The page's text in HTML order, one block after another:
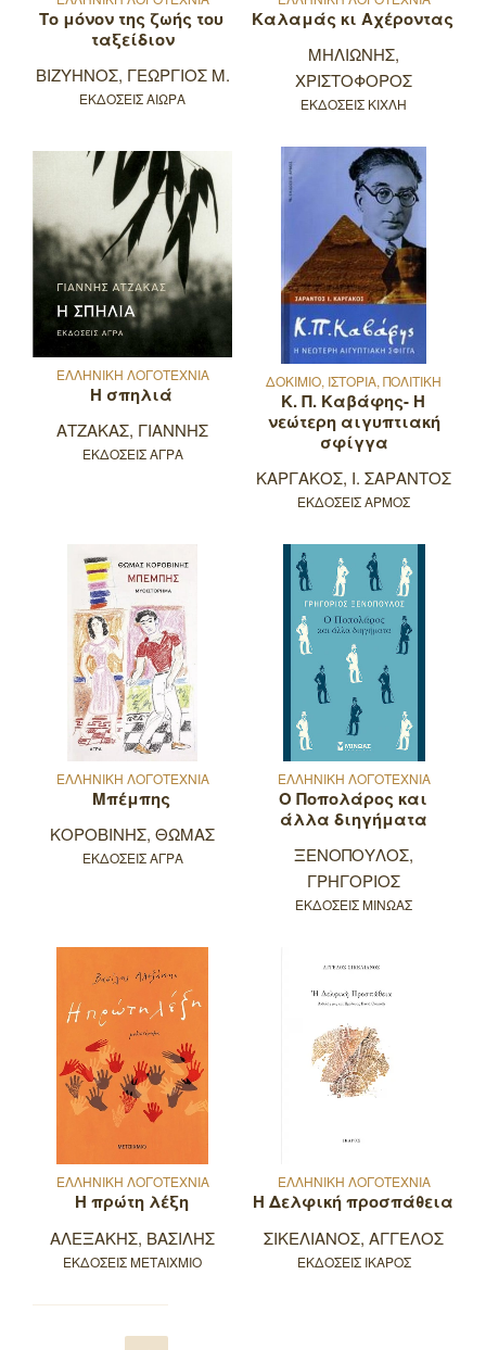
Το μόνον της ζωής του
ταξείδιον
ΒΙΖΥΗΝΟΣ, ΓΕΩΡΓΙΟΣ Μ.
ΕΚΔΟΣΕΙΣ ΑΙΩΡΑ
Καλαμάς κι Αχέροντας
ΜΗΛΙΩΝΗΣ,
ΧΡΙΣΤΟΦΟΡΟΣ
ΕΚΔΟΣΕΙΣ ΚΙΧΛΗ
ΕΛΛΗΝΙΚΗ ΛΟΓΟΤΕΧΝΙΑ
Η σπηλιά
ΑΤΖΑΚΑΣ, ΓΙΑΝΝΗΣ
ΕΚΔΟΣΕΙΣ ΑΓΡΑ
ΔΟΚΙΜΙΟ, ΙΣΤΟΡΙΑ, ΠΟΛΙΤΙΚΗ
Κ. Π. Καβάφης- Η
νεώτερη αιγυπτιακή
σφίγγα
ΚΑΡΓΑΚΟΣ, Ι. ΣΑΡΑΝΤΟΣ
ΕΚΔΟΣΕΙΣ ΑΡΜΟΣ
ΕΛΛΗΝΙΚΗ ΛΟΓΟΤΕΧΝΙΑ
Μπέμπης
ΚΟΡΟΒΙΝΗΣ, ΘΩΜΑΣ
ΕΚΔΟΣΕΙΣ ΑΓΡΑ
ΕΛΛΗΝΙΚΗ ΛΟΓΟΤΕΧΝΙΑ
Ο Ποπολάρος και
άλλα διηγήματα
ΞΕΝΟΠΟΥΛΟΣ,
ΓΡΗΓΟΡΙΟΣ
ΕΚΔΟΣΕΙΣ ΜΙΝΩΑΣ
ΕΛΛΗΝΙΚΗ ΛΟΓΟΤΕΧΝΙΑ
Η πρώτη λέξη
ΑΛΕΞΑΚΗΣ, ΒΑΣΙΛΗΣ
ΕΚΔΟΣΕΙΣ ΜΕΤΑΙΧΜΙΟ
ΕΛΛΗΝΙΚΗ ΛΟΓΟΤΕΧΝΙΑ
Η Δελφική προσπάθεια
ΣΙΚΕΛΙΑΝΟΣ, ΑΓΓΕΛΟΣ
ΕΚΔΟΣΕΙΣ ΙΚΑΡΟΣ